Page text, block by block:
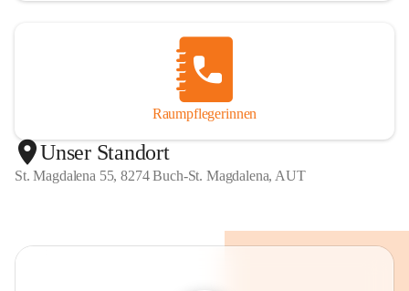
Raumpflegerinnen
Unser Standort
St. Magdalena 55, 8274 Buch-St. Magdalena, AUT